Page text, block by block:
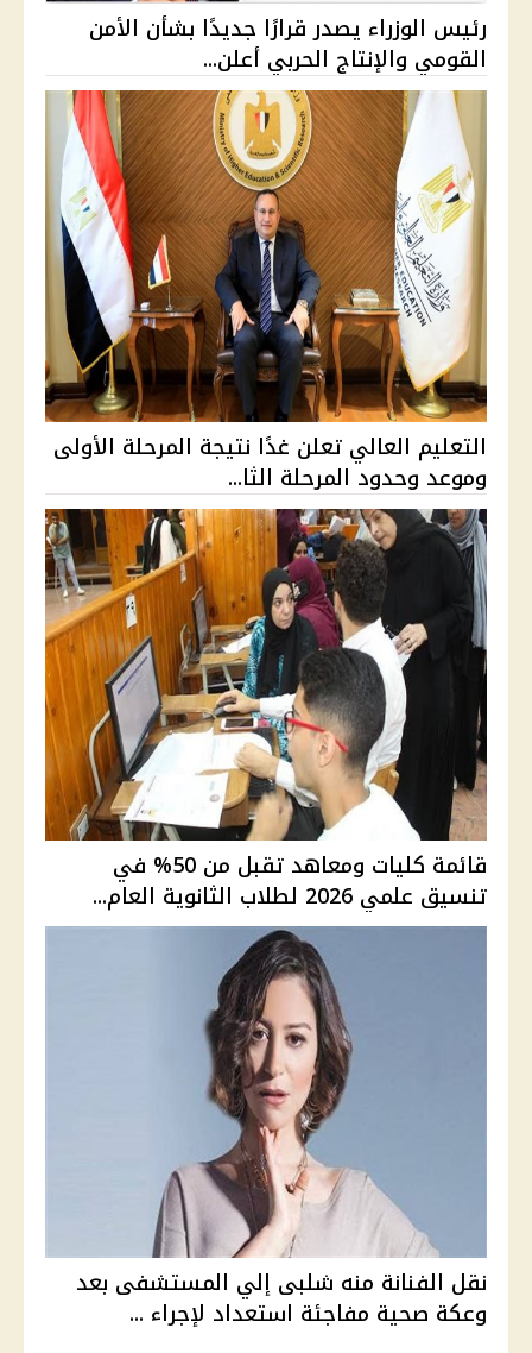
رئيس الوزراء يصدر قرارًا جديدًا بشأن الأمن
القومي والإنتاج الحربي أعلن...
التعليم العالي تعلن غدًا نتيجة المرحلة الأولى
وموعد وحدود المرحلة الثا...
قائمة كليات ومعاهد تقبل من 50% في
تنسيق علمي 2026 لطلاب الثانوية العام...
نقل الفنانة منه شلبى إلي المستشفى بعد
وعكة صحية مفاجئة استعداد لإجراء ...